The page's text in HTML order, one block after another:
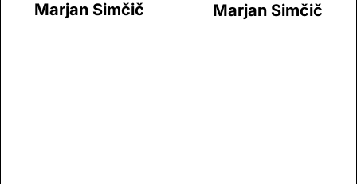
Marjan Simčič Marjan Simčič